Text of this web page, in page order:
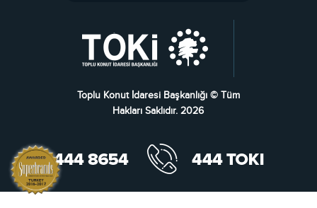
Toplu Konut İdaresi Başkanlığı © Tüm
Hakları Saklıdır. 2026